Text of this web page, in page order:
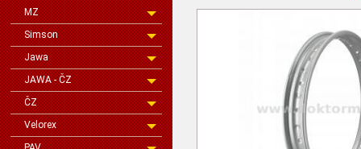
MZ
Simson
Jawa
JAWA - ČZ
ČZ
Velorex